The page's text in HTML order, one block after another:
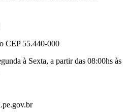
CEP 55.440-000
à Sexta, a partir das 08:00hs às